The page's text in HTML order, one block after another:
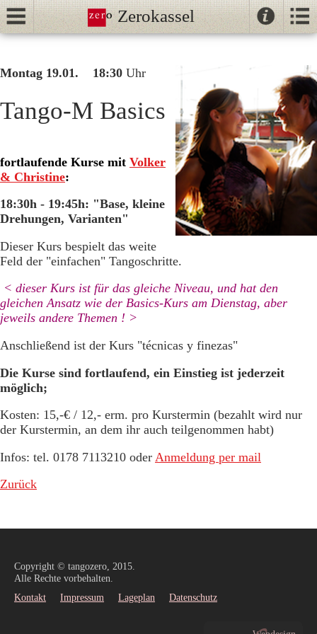
Zerokassel
NeoTango
Ballhaus
Unterricht
Montag 19.01. 18:30 Uhr
Tango-M Basics
fortlaufende Kurse mit Volker
& Christine:
18:30h - 19:45h: "Base, kleine
Drehungen, Varianten"
Dieser Kurs bespielt das weite
Feld der "einfachen" Tangoschritte.
< dieser Kurs ist für das gleiche Niveau, und hat den
gleichen Ansatz wie der Basics-Kurs am Dienstag, aber
jeweils andere Themen ! >
Anschließend ist der Kurs "técnicas y finezas"
Die Kurse sind fortlaufend, ein Einstieg ist jederzeit
möglich;
Kosten: 15,-€ / 12,- erm. pro Kurstermin (bezahlt wird nur
der Kurstermin, an dem ihr auch teilgenommen habt)
Infos: tel. 0178 7113210 oder Anmeldung per mail
Zurück
Copyright © tangozero, 2015.
Alle Rechte vorbehalten.
Kontakt
Impressum Lageplan Datenschutz